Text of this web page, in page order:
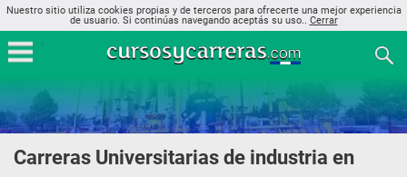
Nuestro sitio utiliza cookies propias y de terceros para ofrecerte una mejor experiencia
de usuario. Si continúas navegando aceptás su uso.. Cerrar
Carreras Universitarias de industria en